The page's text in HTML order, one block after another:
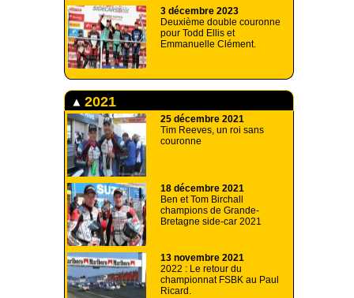
3 décembre 2023
Deuxième double couronne
pour Todd Ellis et
Emmanuelle Clément.
2021
25 décembre 2021
Tim Reeves, un roi sans
couronne
18 décembre 2021
Ben et Tom Birchall
champions de Grande-
Bretagne side-car 2021
13 novembre 2021
2022 : Le retour du
championnat FSBK au Paul
Ricard.